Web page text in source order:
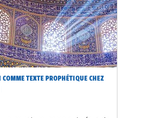
TEXTE PROPHÉTIQUE CHEZ